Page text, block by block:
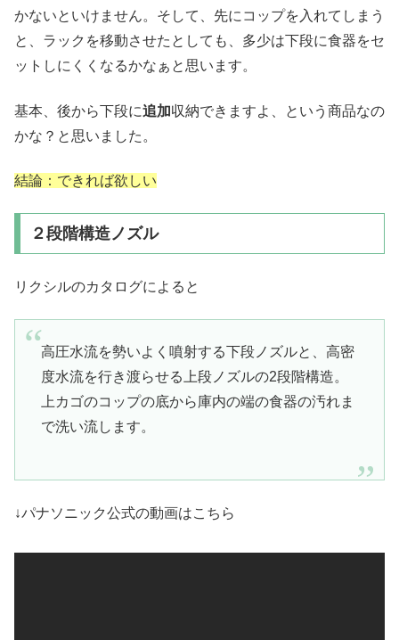
かないといけません。そして、先にコップを入れてしまう
と、ラックを移動させたとしても、多少は下段に食器をセ
ットしにくくなるかなぁと思います。
基本、後から下段に追加収納できますよ、という商品なの
かな？と思いました。
結論：できれば欲しい
２段階構造ノズル
リクシルのカタログによると
高圧水流を勢いよく噴射する下段ノズルと、高密
度水流を行き渡らせる上段ノズルの2段階構造。
上カゴのコップの底から庫内の端の食器の汚れま
で洗い流します。
↓パナソニック公式の動画はこちら